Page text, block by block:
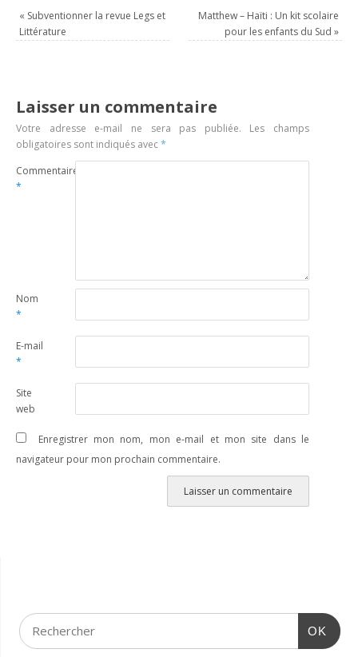
« Subventionner la revue Legs et
Littérature
Matthew – Haïti : Un kit scolaire
pour les enfants du Sud »
Laisser un commentaire
Votre adresse e-mail ne sera pas publiée.
Les champs
obligatoires sont indiqués avec*
Commentaire
*
Nom
*
E-mail
*
Site
web
Enregistrer mon nom, mon e-mail et mon site dans le
navigateur pour mon prochain commentaire.
OK